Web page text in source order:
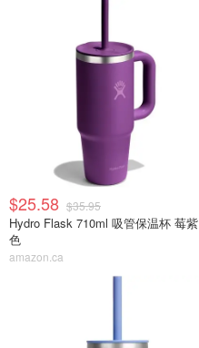
$25.58 $35.95
Hydro Flask 710ml 吸管保温杯 莓紫
色
amazon.ca